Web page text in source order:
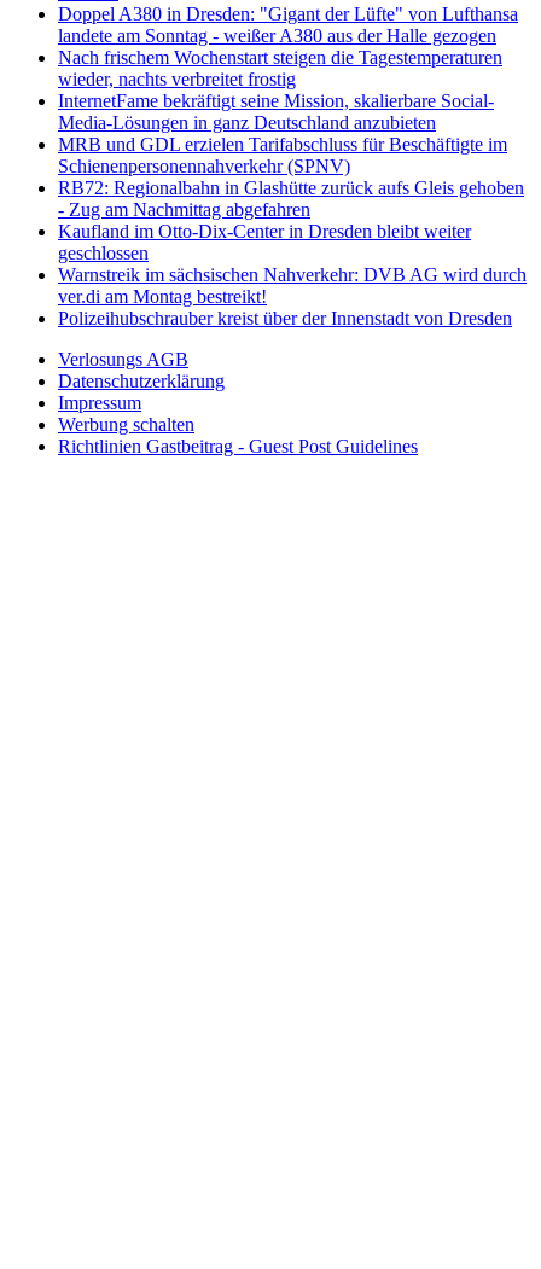
Doppel A380 in Dresden: "Gigant der Lüfte" von Lufthansa
landete am Sonntag - weißer A380 aus der Halle gezogen
Nach frischem Wochenstart steigen die Tagestemperaturen
wieder, nachts verbreitet frostig
InternetFame bekräftigt seine Mission, skalierbare Social-
Media-Lösungen in ganz Deutschland anzubieten
MRB und GDL erzielen Tarifabschluss für Beschäftigte im
Schienenpersonennahverkehr (SPNV)
RB72: Regionalbahn in Glashütte zurück aufs Gleis gehoben
- Zug am Nachmittag abgefahren
Kaufland im Otto-Dix-Center in Dresden bleibt weiter
geschlossen
Warnstreik im sächsischen Nahverkehr: DVB AG wird durch
ver.di am Montag bestreikt!
Polizeihubschrauber kreist über der Innenstadt von Dresden
Verlosungs AGB
Datenschutzerklärung
Impressum
Werbung schalten
Richtlinien Gastbeitrag - Guest Post Guidelines